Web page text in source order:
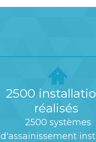
2500
réalisés
2500 systèmes
d'assainissement